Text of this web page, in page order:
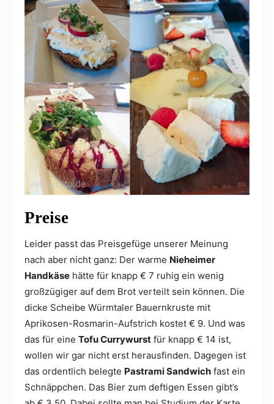
Preise
Leider passt das Preisgefüge unserer Meinung
nach aber nicht ganz: Der warme Nieheimer
Handkäse hätte für knapp € 7 ruhig ein wenig
großzügiger auf dem Brot verteilt sein können. Die
dicke Scheibe Würmtaler Bauernkruste mit
Aprikosen-Rosmarin-Aufstrich kostet € 9. Und was
das für eine Tofu Currywurst für knapp € 14 ist,
wollen wir gar nicht erst herausfinden. Dagegen ist
das ordentlich belegte Pastrami Sandwich fast ein
Schnäppchen. Das Bier zum deftigen Essen gibt’s